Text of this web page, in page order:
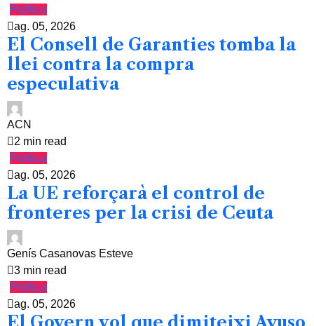
Política
ag. 05, 2026
El Consell de Garanties tomba la
llei contra la compra
especulativa
ACN
2 min read
Política
ag. 05, 2026
La UE reforçarà el control de
fronteres per la crisi de Ceuta
Genís Casanovas Esteve
3 min read
Política
ag. 05, 2026